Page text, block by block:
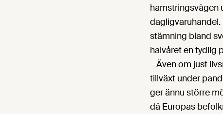
hamstringsvågen
stämning bland
halvåret en tydlig
– Även om just
tillväxt under
ger ännu större
då Europas